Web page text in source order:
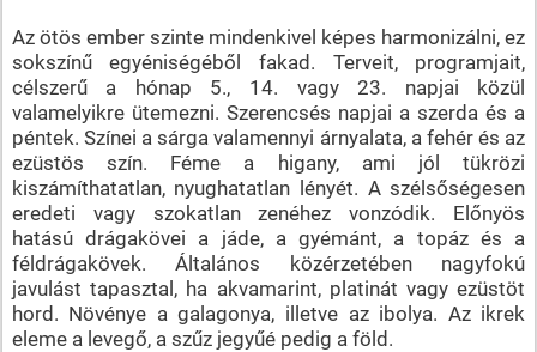
Az ötös ember szinte mindenkivel képes harmonizálni, ez
sokszínű egyéniségéből fakad. Terveit, programjait,
célszerű a hónap 5., 14. vagy 23. napjai közül
valamelyikre ütemezni. Szerencsés napjai a szerda és a
péntek. Színei a sárga valamennyi árnyalata, a fehér és az
ezüstös szín. Féme a higany, ami jól tükrözi
kiszámíthatatlan, nyughatatlan lényét. A szélsőségesen
eredeti vagy szokatlan zenéhez vonzódik. Előnyös
hatású drágakövei a jáde, a gyémánt, a topáz és a
féldrágakövek. Általános közérzetében nagyfokú
javulást tapasztal, ha akvamarint, platinát vagy ezüstöt
hord. Növénye a galagonya, illetve az ibolya. Az ikrek
eleme a levegő, a szűz jegyűé pedig a föld.